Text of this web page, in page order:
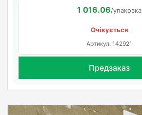
1 016.06/упаковка
Очікується
Артикул: 142921
Предзаказ